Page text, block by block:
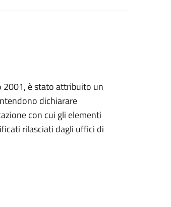
2001, è stato attribuito un
dichiarare
con cui gli elementi
rilasciati dagli uffici di